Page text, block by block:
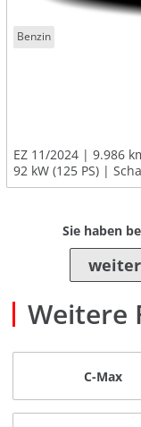
Benzin
EZ 11/2024
9.986
92 kW (125 PS)
Sie haben
Weitere
C-Max